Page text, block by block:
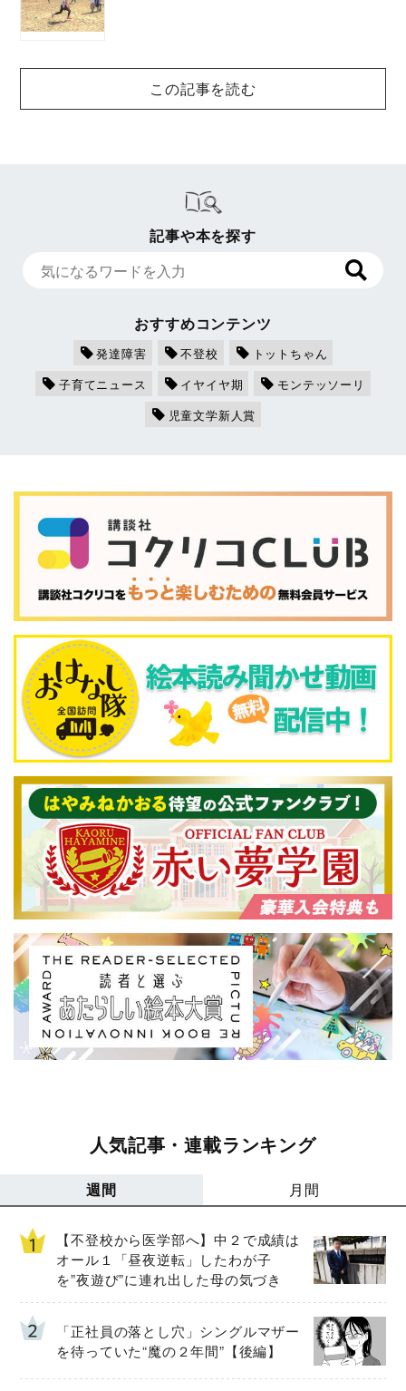
この記事を読む
記事や本を探す
おすすめコンテンツ
発達障害 不登校
トットちゃん
子育てニュース
イヤイヤ期
モンテッソーリ
児童文学新人賞
人気記事・連載ランキング
週間 月間
【不登校から医学部へ】中２で成績は
オール１「昼夜逆転」したわが子
を”夜遊び”に連れ出した母の気づき
「正社員の落とし穴」シングルマザー
を待っていた“魔の２年間”【後編】